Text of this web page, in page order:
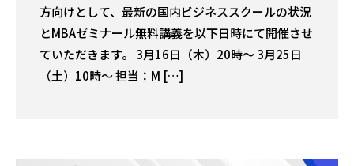
方向けとして、最新の国内ビジネススクールの状況
とMBAゼミナール無料講義を以下日時にて開催させ
ていただきます。 3月16日（木）20時〜 3月25日
（土）10時〜 担当：M […]